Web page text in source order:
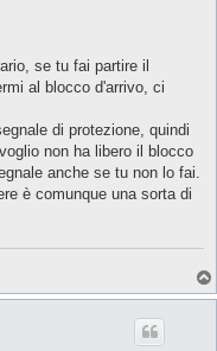
se tu fai partire il
al blocco d'arrivo, ci
di protezione, quindi
non ha libero il blocco
anche se tu non lo fai.
è comunque una sorta di